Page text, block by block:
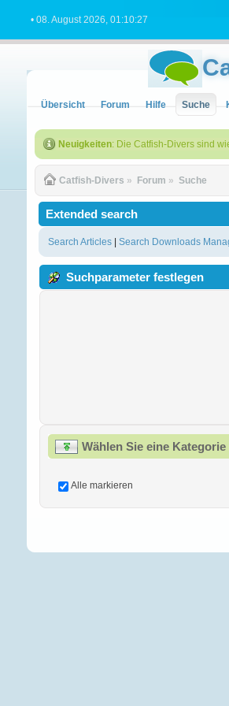
• 08. August 2026, 01:10:27
Übersicht Forum Hilfe Suche
Neuigkeiten: Die Catfish-Divers sind
Catfish-Divers » Forum » Suche
Extended search
Search Articles |Search Downloads
Suchparameter festlegen
Wählen Sie eine
Alle markieren